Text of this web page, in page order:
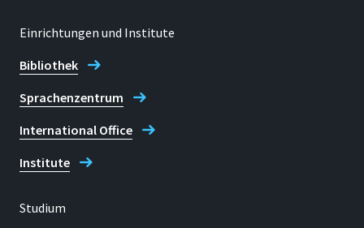
Einrichtungen und Institute
Bibliothek
Sprachenzentrum
International Office
Institute
Studium